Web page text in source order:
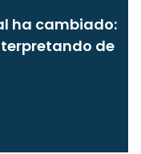
ha cambiado:
de